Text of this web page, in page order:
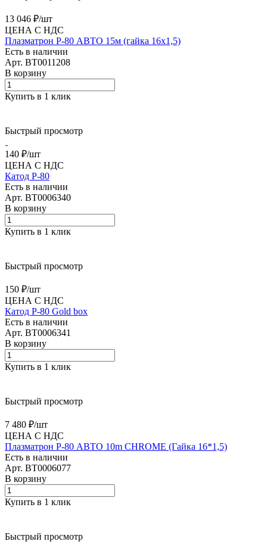
13 046 ₽/шт
ЦЕНА С НДС
Плазматрон P-80 АВТО 15м (гайка 16х1,5)
Есть в наличии
Арт. BT0011208
В корзину
Купить в 1 клик
Быстрый просмотр
140 ₽/шт
ЦЕНА С НДС
Катод Р-80
Есть в наличии
Арт. BT0006340
В корзину
Купить в 1 клик
Быстрый просмотр
150 ₽/шт
ЦЕНА С НДС
Катод Р-80 Gold box
Есть в наличии
Арт. BT0006341
В корзину
Купить в 1 клик
Быстрый просмотр
7 480 ₽/шт
ЦЕНА С НДС
Плазматрон Р-80 АВТО 10m CHROME (Гайка 16*1,5)
Есть в наличии
Арт. BT0006077
В корзину
Купить в 1 клик
Быстрый просмотр